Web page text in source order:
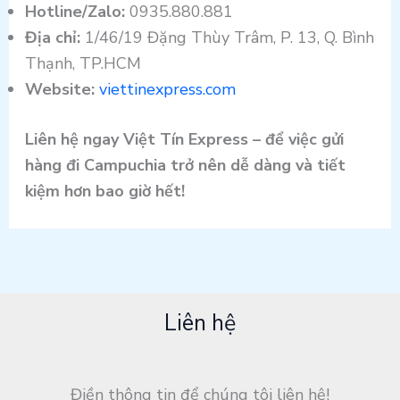
Hotline/Zalo:0935.880.881
Địa chỉ:1/46/19 Đặng Thùy Trâm, P. 13, Q. Bình
Thạnh, TP.HCM
Website: viettinexpress.com
Liên hệ ngay Việt Tín Express – để việc gửi
hàng đi Campuchia trở nên dễ dàng và tiết
kiệm hơn bao giờ hết!
Liên hệ
Điền thông tin để chúng tôi liên hệ!